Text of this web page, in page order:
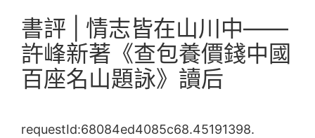
書評 | 情志皆在山川中——
許峰新著《查包養價錢中國
百座名山題詠》讀后
requestId:68084ed4085c68.45191398.